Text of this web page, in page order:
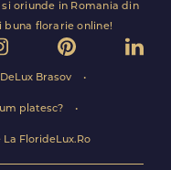
oriunde in Romania din
buna florarie online!
Brasov
platesc?
FlorideLux.Ro